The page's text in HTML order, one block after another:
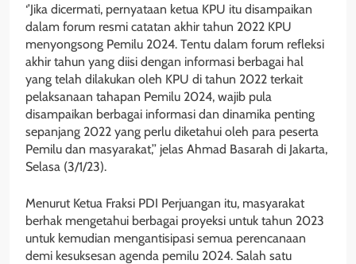
‘’Jika dicermati, pernyataan ketua KPU itu disampaikan
dalam forum resmi catatan akhir tahun 2022 KPU
menyongsong Pemilu 2024. Tentu dalam forum refleksi
akhir tahun yang diisi dengan informasi berbagai hal
yang telah dilakukan oleh KPU di tahun 2022 terkait
pelaksanaan tahapan Pemilu 2024, wajib pula
disampaikan berbagai informasi dan dinamika penting
sepanjang 2022 yang perlu diketahui oleh para peserta
Pemilu dan masyarakat,’’ jelas Ahmad Basarah di Jakarta,
Selasa (3/1/23).
Menurut Ketua Fraksi PDI Perjuangan itu, masyarakat
berhak mengetahui berbagai proyeksi untuk tahun 2023
untuk kemudian mengantisipasi semua perencanaan
demi kesuksesan agenda pemilu 2024. Salah satu